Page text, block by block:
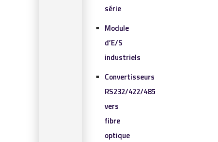
série
Module
d’E/S
industriels
Convertisseurs
RS232/422/485
vers
fibre
optique